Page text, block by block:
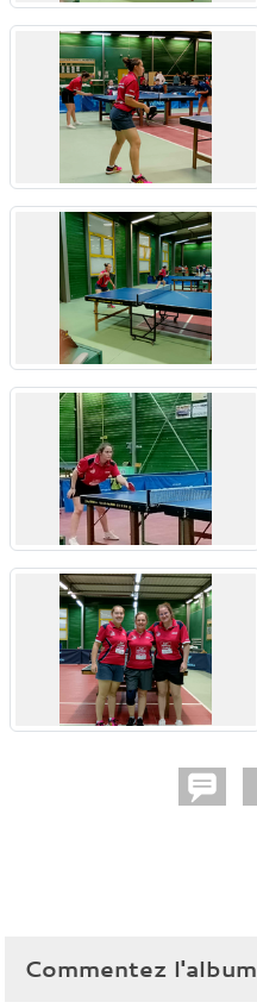
Commentez l'album